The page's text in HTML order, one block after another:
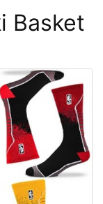
Basket